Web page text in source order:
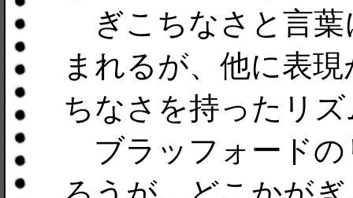
ぎこちなさと言葉
まれるが、他に表
ちなさを持ったリ
ブラッフォードの